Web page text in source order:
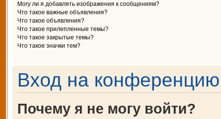
Могу ли я добавлять изображения к сообщениям?
Что такое важные объявления?
Что такое объявления?
Что такое прилепленные темы?
Что такое закрытые темы?
Что такое значки тем?
Вход на конференцию
Почему я не могу войти?